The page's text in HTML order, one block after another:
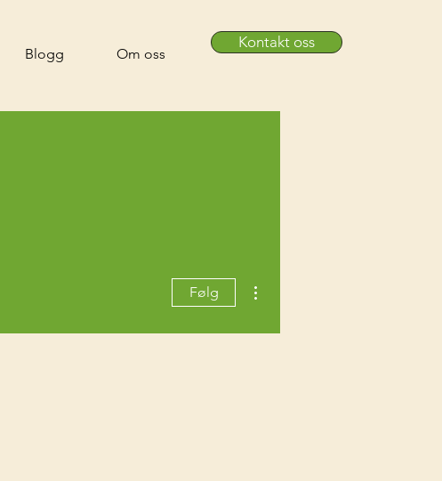
Blogg Om oss
Kontakt oss
Følg